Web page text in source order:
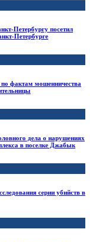
Петербургу посетил
Петербурге
по фактам мошенничества
дела о нарушениях
в поселке Джабык
серии убийств в